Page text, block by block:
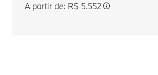
A partir de: R$ 5.552